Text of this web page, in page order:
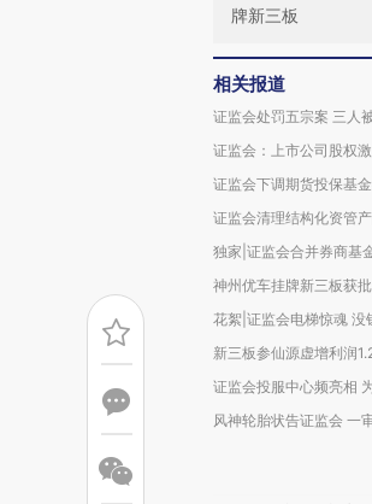
牌新三板
相关报道
证监会处罚五宗案 三人
证监会：上市公司股权
证监会下调期货投保基
证监会清理结构化资管
独家|证监会合并券商基
神州优车挂牌新三板获
花絮|证监会电梯惊魂 没
新三板参仙源虚增利润
证监会投服中心频亮相
风神轮胎状告证监会 一